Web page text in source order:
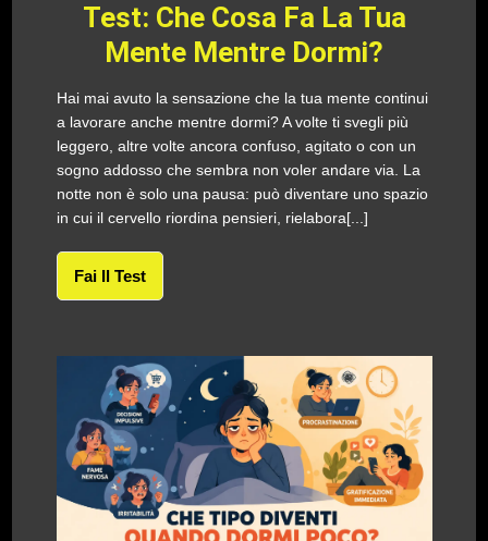
Test: Che Cosa Fa La Tua
Mente Mentre Dormi?
Hai mai avuto la sensazione che la tua mente continui
a lavorare anche mentre dormi? A volte ti svegli più
leggero, altre volte ancora confuso, agitato o con un
sogno addosso che sembra non voler andare via. La
notte non è solo una pausa: può diventare uno spazio
in cui il cervello riordina pensieri, rielabora[...]
Fai Il Test